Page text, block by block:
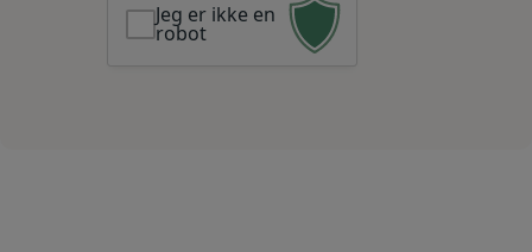
Jeg er ikke en
robot